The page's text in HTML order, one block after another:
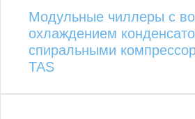
Модульные чиллеры с
охлаждением
спиральными
TAS